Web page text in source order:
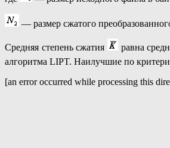
— размер сжатого
Средняя степень сжатия равна
алгоритма LIPT. Наилучшие по
[an error occurred while processing this